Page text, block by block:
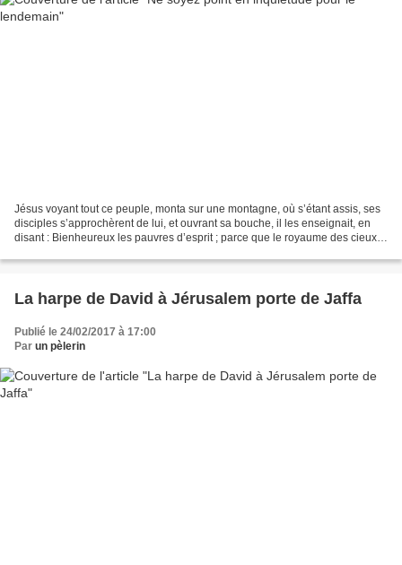
Jésus voyant tout ce peuple, monta sur une montagne, où s’étant assis, ses
disciples s’approchèrent de lui, et ouvrant sa bouche, il les enseignait, en
disant : Bienheureux les pauvres d’esprit ; parce que le royaume des cieux
La harpe de David à Jérusalem porte de Jaffa
Publié le 24/02/2017 à 17:00
Par un pèlerin